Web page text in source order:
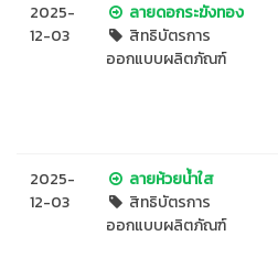
2025-
12-03
ลายดอกระฆังทอง
สิทธิบัตรการ
ออกแบบผลิตภัณฑ์
2025-
12-03
ลายห้วยน้ำใส
สิทธิบัตรการ
ออกแบบผลิตภัณฑ์